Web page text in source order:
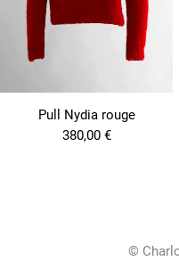
Pull Nydia rouge
380,00 €
©